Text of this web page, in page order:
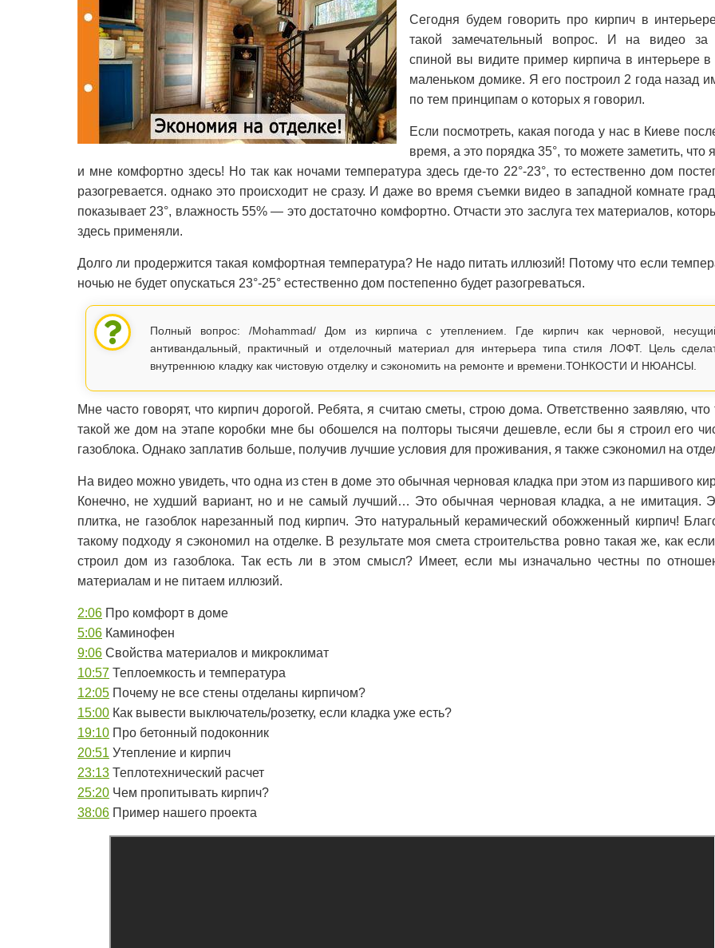
Сегодня будем говорить про кирпич в
такой замечательный вопрос. И на видео за
спиной вы видите пример кирпича в интерьере
маленьком домике. Я его построил 2 года назад
по тем принципам о которых я говорил.
Если посмотреть, какая погода у нас в Киеве
время, а это порядка 35°, то можете заметить, что
и мне комфортно здесь! Но так как ночами температура здесь где-то 22°-23°, то естественно дом
разогревается. однако это происходит не сразу. И даже во время съемки видео в западной комнате
показывает 23°, влажность 55% — это достаточно комфортно. Отчасти это заслуга тех материалов,
здесь применяли.
Долго ли продержится такая комфортная температура? Не надо питать иллюзий! Потому что если
ночью не будет опускаться 23°-25° естественно дом постепенно будет разогреваться.
Полный вопрос: /Mohammad/ Дом из кирпича с утеплением. Где кирпич как черновой,
антивандальный, практичный и отделочный материал для интерьера типа стиля ЛОФТ. Цель
внутреннюю кладку как чистовую отделку и сэкономить на ремонте и времени.ТОНКОСТИ И НЮАНСЫ.
Мне часто говорят, что кирпич дорогой. Ребята, я считаю сметы, строю дома. Ответственно заявляю, что
такой же дом на этапе коробки мне бы обошелся на полторы тысячи дешевле, если бы я строил его
газоблока. Однако заплатив больше, получив лучшие условия для проживания, я также сэкономил на
На видео можно увидеть, что одна из стен в доме это обычная черновая кладка при этом из паршивого
Конечно, не худший вариант, но и не самый лучший… Это обычная черновая кладка, а не имитация.
плитка, не газоблок нарезанный под кирпич. Это натуральный керамический обожженный кирпич!
такому подходу я сэкономил на отделке. В результате моя смета строительства ровно такая же, как
строил дом из газоблока. Так есть ли в этом смысл? Имеет, если мы изначально честны по
материалам и не питаем иллюзий.
2:06 Про комфорт в доме
5:06 Каминофен
9:06 Свойства материалов и микроклимат
10:57 Теплоемкость и температура
12:05 Почему не все стены отделаны кирпичом?
15:00 Как вывести выключатель/розетку, если кладка уже есть?
19:10 Про бетонный подоконник
20:51 Утепление и кирпич
23:13 Теплотехнический расчет
25:20 Чем пропитывать кирпич?
38:06 Пример нашего проекта